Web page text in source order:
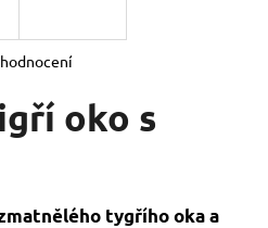
oko s
tygřího oka a